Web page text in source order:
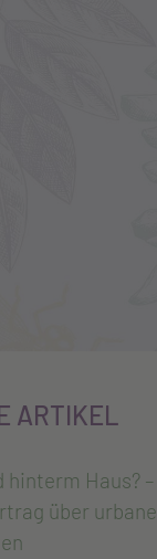
ARTIKEL
hinterm Haus? –
über urbane